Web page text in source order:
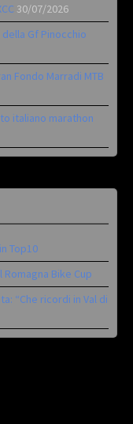
30/07/2026
Gf Pinocchio
Fondo Marradi MTB
italiano marathon
Top10
Bike Cup
“Che ricordi in Val di